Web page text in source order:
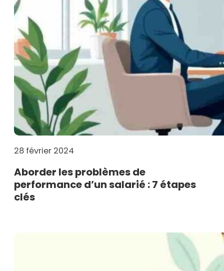
28 février 2024
Aborder les problèmes de
performance d’un salarié : 7 étapes
clés